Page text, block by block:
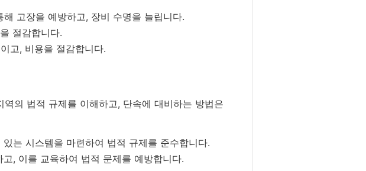
고장을 예방하고, 장비 수명을 늘립니다.
절감합니다.
고, 비용을 절감합니다.
의 법적 규제를 이해하고, 단속에 대비하는 방법은
는 시스템을 마련하여 법적 규제를 준수합니다.
, 이를 교육하여 법적 문제를 예방합니다.